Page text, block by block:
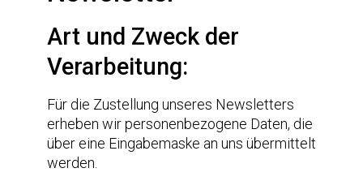
Art und Zweck der
Verarbeitung:
Für die Zustellung unseres Newsletters
erheben wir personenbezogene Daten, die
über eine Eingabemaske an uns übermittelt
werden.